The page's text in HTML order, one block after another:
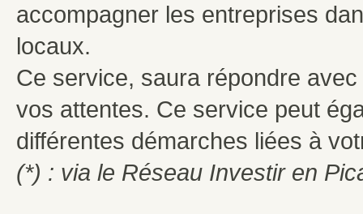
accompagner les entreprises
locaux.
Ce service, saura répondre
vos attentes. Ce service peut
différentes démarches liées à
(*) : via le Réseau Investir en